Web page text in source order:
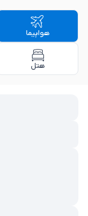
هواپیما
هتل